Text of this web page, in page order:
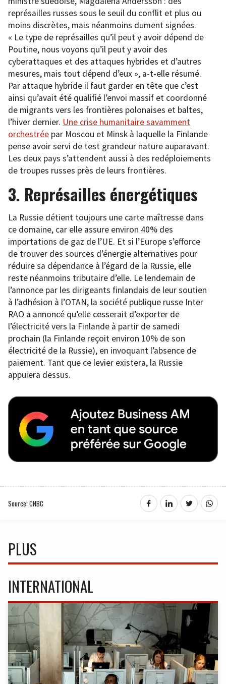
représailles russes sous le seuil du conflit et plus ou
moins discrètes, mais néanmoins dument signées.
« Le type de représailles qu’il peut y avoir dépend de
Poutine, nous voyons qu’il peut y avoir des
cyberattaques et des attaques hybrides et d’autres
mesures, mais tout dépend d’eux », a-t-elle résumé.
Par attaque hybride il faut garder en tête que c’est
ainsi qu’avait été qualifié l’envoi massif et coordonné
de migrants vers les frontières polonaises et baltes,
l’hiver dernier. Une crise humanitaire savamment
orchestrée par Moscou et Minsk à laquelle la Finlande
pense avoir servi de test grandeur nature auparavant.
Les deux pays s’attendent aussi à des redéploiements
de troupes russes près de leurs frontières.
3. Représailles énergétiques
La Russie détient toujours une carte maîtresse dans
ce domaine, car elle assure environ 40% des
importations de gaz de l’UE. Et si l’Europe s’efforce
de trouver des sources d’énergie alternatives pour
réduire sa dépendance à l’égard de la Russie, elle
reste néanmoins tributaire d’elle. Le lendemain de
l’annonce par les dirigeants finlandais de leur soutien
à l’adhésion à l’OTAN, la société publique russe Inter
RAO a annoncé qu’elle cesserait d’exporter de
l’électricité vers la Finlande à partir de samedi
prochain (la Finlande reçoit environ 10% de son
électricité de la Russie), en invoquant l’absence de
paiement. Tant que ce levier existera, la Russie
appuiera dessus.
Source: CNBC
PLUS
INTERNATIONAL